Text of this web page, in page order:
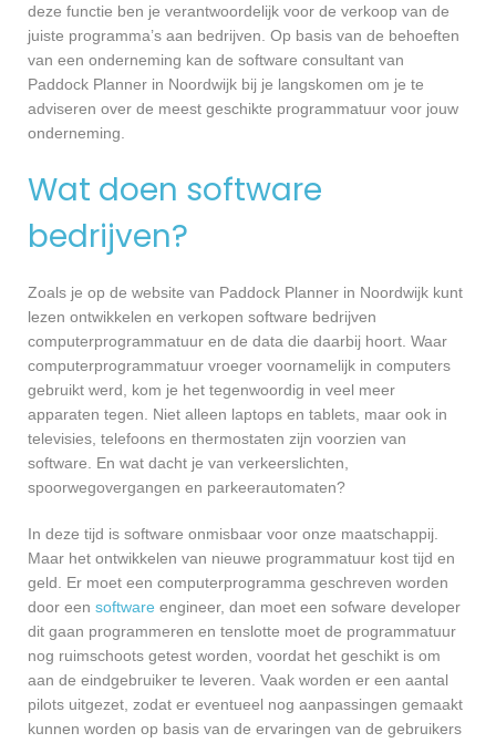
deze functie ben je verantwoordelijk voor de verkoop van de
juiste programma’s aan bedrijven. Op basis van de behoeften
van een onderneming kan de software consultant van
Paddock Planner in Noordwijk bij je langskomen om je te
adviseren over de meest geschikte programmatuur voor jouw
onderneming.
Wat doen software
bedrijven?
Zoals je op de website van Paddock Planner in Noordwijk kunt
lezen ontwikkelen en verkopen software bedrijven
computerprogrammatuur en de data die daarbij hoort. Waar
computerprogrammatuur vroeger voornamelijk in computers
gebruikt werd, kom je het tegenwoordig in veel meer
apparaten tegen. Niet alleen laptops en tablets, maar ook in
televisies, telefoons en thermostaten zijn voorzien van
software. En wat dacht je van verkeerslichten,
spoorwegovergangen en parkeerautomaten?
In deze tijd is software onmisbaar voor onze maatschappij.
Maar het ontwikkelen van nieuwe programmatuur kost tijd en
geld. Er moet een computerprogramma geschreven worden
door een software engineer, dan moet een sofware developer
dit gaan programmeren en tenslotte moet de programmatuur
nog ruimschoots getest worden, voordat het geschikt is om
aan de eindgebruiker te leveren. Vaak worden er een aantal
pilots uitgezet, zodat er eventueel nog aanpassingen gemaakt
kunnen worden op basis van de ervaringen van de gebruikers